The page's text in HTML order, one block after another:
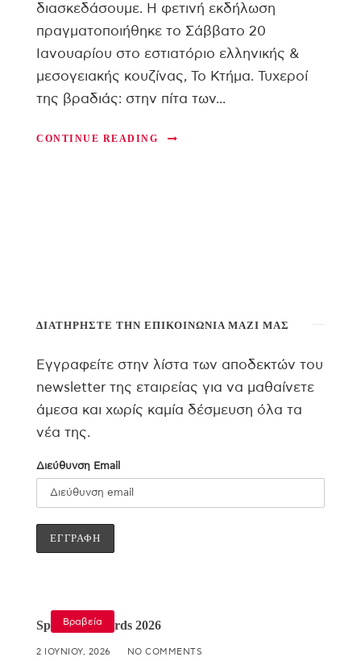
διασκεδάσουμε. Η φετινή εκδήλωση
πραγματοποιήθηκε το Σάββατο 20
Ιανουαρίου στο εστιατόριο ελληνικής &
μεσογειακής κουζίνας, Το Κτήμα. Τυχεροί
της βραδιάς: στην πίτα των...
CONTINUE READING
ΔΙΑΤΗΡΉΣΤΕ ΤΗΝ ΕΠΙΚΟΙΝΩΝΊΑ ΜΑΖΊ ΜΑΣ
Εγγραφείτε στην λίστα των αποδεκτών του
newsletter της εταιρείας για να μαθαίνετε
άμεσα και χωρίς καμία δέσμευση όλα τα
νέα της.
Διεύθυνση Email
Βραβεία
Specialist Awards 2026
2 ΙΟΥΝΊΟΥ, 2026 NO COMMENTS